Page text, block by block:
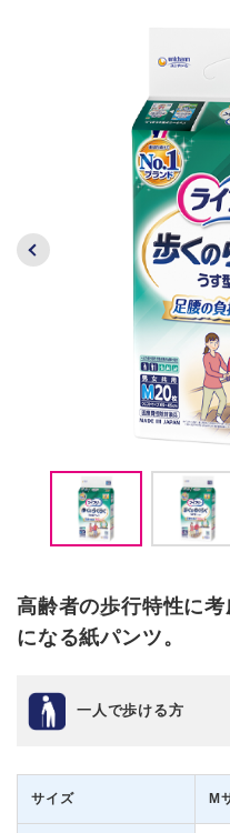
高齢者の歩行特性に
になる紙パンツ。
一人で歩ける方
サイズ M